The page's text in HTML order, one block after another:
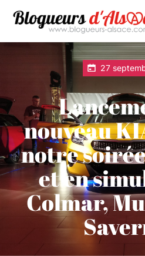
27
nouveau
notre
et en
Colmar,